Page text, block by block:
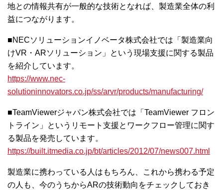
地との情報共有が一般的な技術となれば、製造業全体の利
益につながります。
■NECソリューションイノベータ株式会社では「製造業向
けVR・ARソリューション」という現場支援に関する製品
を紹介しています。
https://www.nec-
solutioninnovators.co.jp/ss/arvr/products/manufacturing/
■TeamViewerジャパン株式会社では「TeamViewer フロン
トライン」というリモート支援とワークフロー管理に関す
る製品を発売しています。
https://built.itmedia.co.jp/bt/articles/2012/07/news007.html
製造業に携わっている人はもちろん、これから携わる予定
の人も、今のうちからARの技術動向をチェックしておき